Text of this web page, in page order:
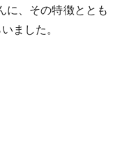
に、その特徴ととも
ました。